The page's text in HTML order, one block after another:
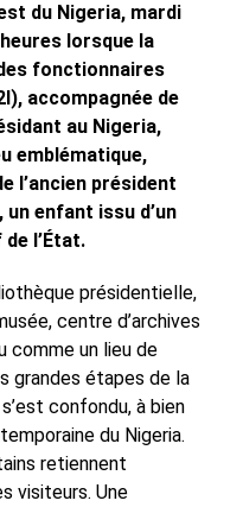
du Nigeria, mardi
lorsque la
fonctionnaires
accompagnée de
au Nigeria,
emblématique,
l’ancien président
enfant issu d’un
l’État.
présidentielle,
centre d’archives
comme un lieu de
grandes étapes de la
confondu, à bien
du Nigeria.
retiennent
visiteurs. Une